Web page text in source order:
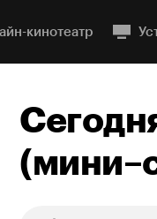
кинотеатр
(